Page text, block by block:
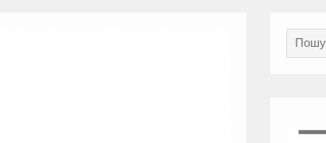
Search
for: